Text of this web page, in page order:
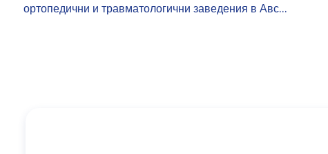
ортопедични и травматологични заведения в Авс...